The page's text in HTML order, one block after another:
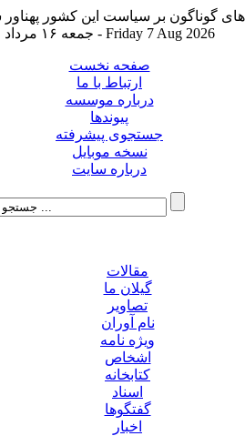
جمعه ۱۶ مرداد ۱۴۰۵ - Friday 7 Aug 2026
صفحه نخست
ارتباط با ما
درباره موسسه
پیوندها
جستجوی پیشرفته
نسخه موبایل
درباره سایت
مقالات
گیلان ما
تصاویر
نام آوران
ویژه نامه
اشخاص
کتابخانه
اسناد
گفتگوها
اخبار